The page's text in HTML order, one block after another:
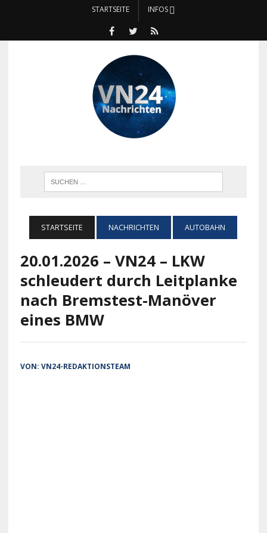
STARTSEITE INFOS
STARTSEITE NACHRICHTEN AUTOBAHN
20.01.2026 – VN24 – LKW
schleudert durch Leitplanke
nach Bremstest-Manöver
eines BMW
VON: VN24-REDAKTIONSTEAM